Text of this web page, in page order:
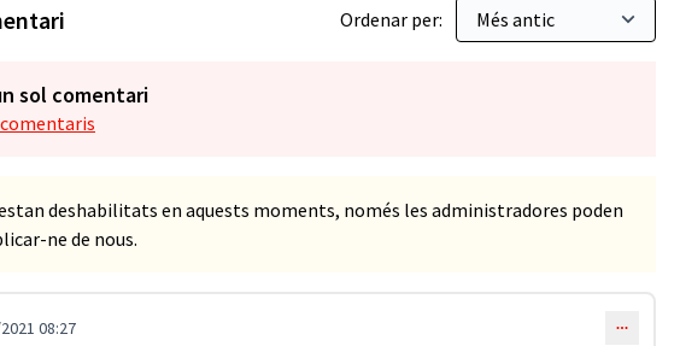
Ordenar per:
sol comentari
deshabilitats en aquests moments, només les administradores poden
ne de nous.
08:27